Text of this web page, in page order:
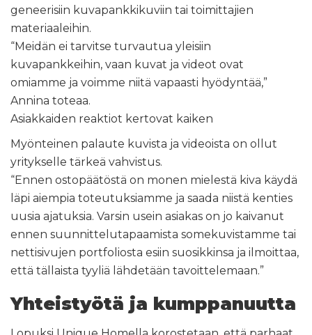
geneerisiin kuvapankkikuviin tai toimittajien
materiaaleihin.
“Meidän ei tarvitse turvautua yleisiin
kuvapankkeihin, vaan kuvat ja videot ovat
omiamme ja voimme niitä vapaasti hyödyntää,”
Annina toteaa.
Asiakkaiden reaktiot kertovat kaiken
Myönteinen palaute kuvista ja videoista on ollut
yritykselle tärkeä vahvistus.
“Ennen ostopäätöstä on monen mielestä kiva käydä
läpi aiempia toteutuksiamme ja saada niistä kenties
uusia ajatuksia. Varsin usein asiakas on jo kaivanut
ennen suunnittelutapaamista somekuvistamme tai
nettisivujen portfoliosta esiin suosikkinsa ja ilmoittaa,
että tällaista tyyliä lähdetään tavoittelemaan.”
Yhteistyötä ja kumppanuutta